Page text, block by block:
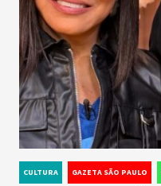
CULTURA GAZETA SÃO PAULO